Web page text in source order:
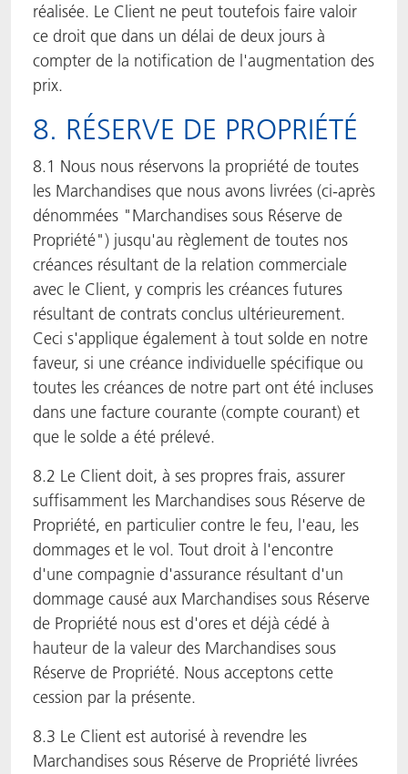
réalisée. Le Client ne peut toutefois faire valoir
ce droit que dans un délai de deux jours à
compter de la notification de l'augmentation des
prix.
8. RÉSERVE DE PROPRIÉTÉ
8.1 Nous nous réservons la propriété de toutes
les Marchandises que nous avons livrées (ci-après
dénommées "Marchandises sous Réserve de
Propriété") jusqu'au règlement de toutes nos
créances résultant de la relation commerciale
avec le Client, y compris les créances futures
résultant de contrats conclus ultérieurement.
Ceci s'applique également à tout solde en notre
faveur, si une créance individuelle spécifique ou
toutes les créances de notre part ont été incluses
dans une facture courante (compte courant) et
que le solde a été prélevé.
8.2 Le Client doit, à ses propres frais, assurer
suffisamment les Marchandises sous Réserve de
Propriété, en particulier contre le feu, l'eau, les
dommages et le vol. Tout droit à l'encontre
d'une compagnie d'assurance résultant d'un
dommage causé aux Marchandises sous Réserve
de Propriété nous est d'ores et déjà cédé à
hauteur de la valeur des Marchandises sous
Réserve de Propriété. Nous acceptons cette
cession par la présente.
8.3 Le Client est autorisé à revendre les
Marchandises sous Réserve de Propriété livrées